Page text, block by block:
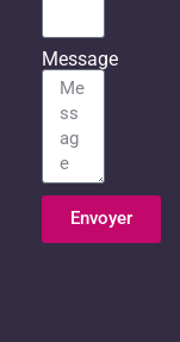
Message
Envoyer